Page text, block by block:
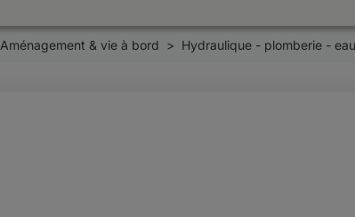
Aménagement & vie à bord Hydraulique - plomberie -